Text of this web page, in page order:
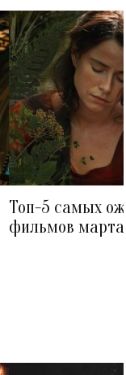
Топ-5 самых
фильмов